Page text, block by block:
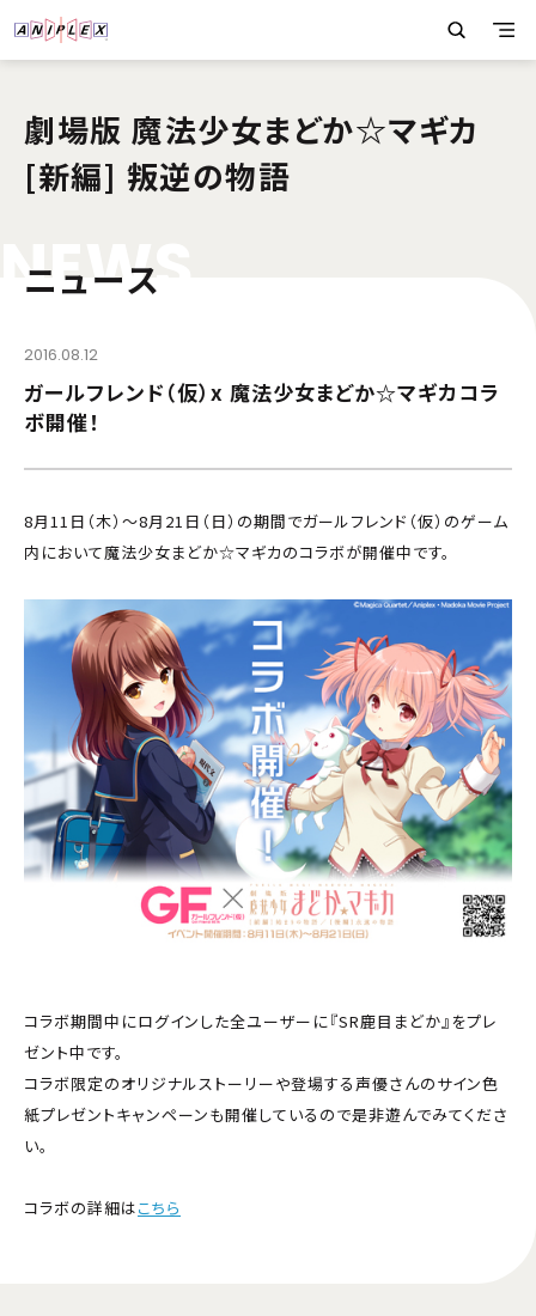
劇場版 魔法少女まどか☆マギカ
[新編] 叛逆の物語
NEWS
ニュース
2016.08.12
ガールフレンド（仮）x 魔法少女まどか☆マギカコラ
ボ開催！
8月11日（木）～8月21日（日）の期間でガールフレンド（仮）のゲーム
内において魔法少女まどか☆マギカのコラボが開催中です。
コラボ期間中にログインした全ユーザーに『SR鹿目まどか』をプレ
ゼント中です。
コラボ限定のオリジナルストーリーや登場する声優さんのサイン色
紙プレゼントキャンペーンも開催しているので是非遊んでみてくださ
い。
コラボの詳細はこちら